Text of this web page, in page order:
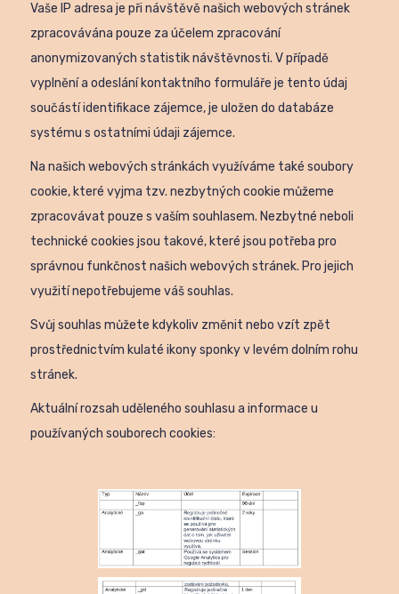
Vaše IP adresa je při návštěvě našich webových stránek
zpracovávána pouze za účelem zpracování
anonymizovaných statistik návštěvnosti. V případě
vyplnění a odeslání kontaktního formuláře je tento údaj
součástí identifikace zájemce, je uložen do databáze
systému s ostatními údaji zájemce.
Na našich webových stránkách využíváme také soubory
cookie, které vyjma tzv. nezbytných cookie můžeme
zpracovávat pouze s vaším souhlasem. Nezbytné neboli
technické cookies jsou takové, které jsou potřeba pro
správnou funkčnost našich webových stránek. Pro jejich
využití nepotřebujeme váš souhlas.
Svůj souhlas můžete kdykoliv změnit nebo vzít zpět
prostřednictvím kulaté ikony sponky v levém dolním rohu
stránek.
Aktuální rozsah uděleného souhlasu a informace u
používaných souborech cookies: